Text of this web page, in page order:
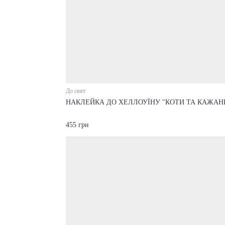
До свят
НАКЛЕЙКА ДО ХЕЛЛОУЇНУ "КОТИ ТА
455 грн